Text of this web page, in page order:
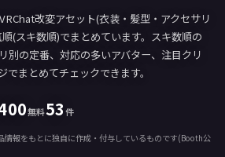
改変アセット(衣装・髪型・アクセサリ
(スキ数順)でまとめています。スキ数順の
別の定番、対応の多いアバター、注目クリ
でまとめてチェックできます。
無料53件
報をもとに独自に作成・付与しているものです(Booth公